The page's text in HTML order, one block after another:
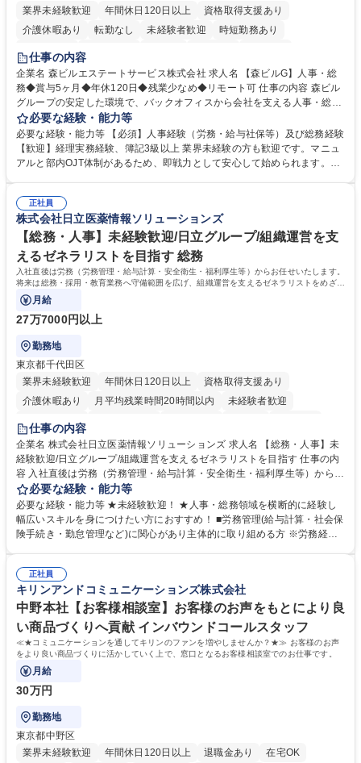
業界未経験歓迎
年間休日120日以上
資格取得支援あり
介護休暇あり
転勤なし 未経験者歓迎
時短勤務あり
経験者歓迎
完全週休2日制
交通費支給 長期歓迎 駅近5分以内 土日祝休み
仕事の内容
企業名 森ビルエステートサービス株式会社 求人名 【森ビルG】人事・総
務◆賞与5ヶ月◆年休120日◆残業少なめ◆リモート可 仕事の内容 森ビル
グループの安定した環境で、バックオフィスから会社を支える人事・総務
をお任せします。 労務と総務の業務をバランスよく担当し、ゆくゆくは制
度改定などのコア業務にも挑戦できる、やりがいある環境です。 ■勤怠管
理、給与計算、社会保険手続き、年末調整等の労務管理全般 ■入退社手続
き、社内規定の改定や人事制度改定などのコア業務 ■社内イベントの企画
でも質問・相談できる環境が整っているため、安心して成長できます。 募
集職種 【森ビルG】人事・総務◆賞与5ヶ月◆年休120日◆残業少なめ◆
リモート可
必要な経験・能力等
必要な経験・能力等 【必須】人事経験（労務・給与社保等）及び総務経験
【歓迎】経理実務経験、簿記3級以上 業界未経験の方も歓迎です。マニュ
アルと部内OJT体制があるため、即戦力として安心して始められます。
務に挑戦できるため、自身の成長と組織への貢献度をダイレクトに実感で
きます。 残業少なめ、週1日リモート可など、ワークライフバランスを保
ち長期活躍できる環境です。 「これまでの幅広い経験を活かし、長期的な
キャリアを築きたい」という前向きな意欲と挑戦を全力で応援します。 学
歴・資格 学歴：大学院 大学 高専 短大 専修学校 高校 語学力： 資格：日商
簿記検定1級 日商簿記検定2級 日商簿記検定3級
正社員
株式会社日立医薬情報ソリューションズ
【総務・人事】未経験歓迎/日立グループ/組織運営を支
えるゼネラリストを目指す 総務
入社直後は労務（労務管理・給与計算・安全衛生・福利厚生等）からお任せいたします。
将来は総務・採用・教育業務へ守備範囲を広げ、組織運営を支えるゼネラリストをめざせ
ます。
月給
27万7000円以上
勤務地
東京都千代田区
業界未経験歓迎
年間休日120日以上
資格取得支援あり
介護休暇あり
月平均残業時間20時間以内
未経験者歓迎
住宅手当あり
育休あり
完全週休2日制 交通費支給 土日祝休み 寮・社宅あり
仕事の内容
企業名 株式会社日立医薬情報ソリューションズ 求人名 【総務・人事】未
経験歓迎/日立グループ/組織運営を支えるゼネラリストを目指す 仕事の内
容 入社直後は労務（労務管理・給与計算・安全衛生・福利厚生等）からお
任せいたします。将来は総務・採用・教育業務へ守備範囲を広げ、組織運
営を支えるゼネラリストをめざせます。 ・初期業務：労働時間管理、給与
計算、社会保険対応、福利厚生管理、安全衛生、健康経営推進等をお任せ
します。ご経験に応じて、休職者管理など、幅広く経験を積んでいただき
幅広く経験を積みたい意欲がある方に最適な環境です。 募集職種 【総
務・人事】未経験歓迎/日立グループ/組織運営を支えるゼネラリストを目
指す
必要な経験・能力等
必要な経験・能力等 ★未経験歓迎！ ★人事・総務領域を横断的に経験し
幅広いスキルを身につけたい方におすすめ！ ■労務管理(給与計算・社会保
険手続き・勤怠管理など)に関心があり主体的に取り組める方 ※労務経験
のご経験 ■労務管理（給与計算・社会保険手続き・勤怠管理など）の経験
■衛生管理者の資格をお持ちの方 学歴・資格 学歴：大学院 大学 高専 短大
専修学校 高校 語学力： 資格：
正社員
キリンアンドコミュニケーションズ株式会社
中野本社【お客様相談室】お客様のお声をもとにより良
い商品づくりへ貢献 インバウンドコールスタッフ
≪★コミュニケーションを通してキリンのファンを増やしませんか？★≫ お客様のお声
をより良い商品づくりに活かしていく上で、窓口となるお客様相談室でのお仕事です。
月給
30万円
勤務地
東京都中野区
業界未経験歓迎
年間休日120日以上 退職金あり
在宅OK